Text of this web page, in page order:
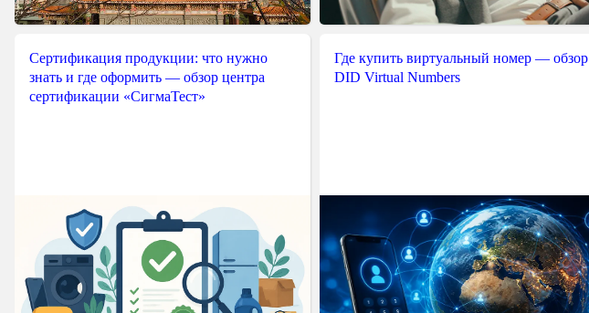
Сертификация продукции: что нужно
знать и где оформить — обзор центра
сертификации «СигмаТест»
Где купить виртуальный номер — обзор
DID Virtual Numbers